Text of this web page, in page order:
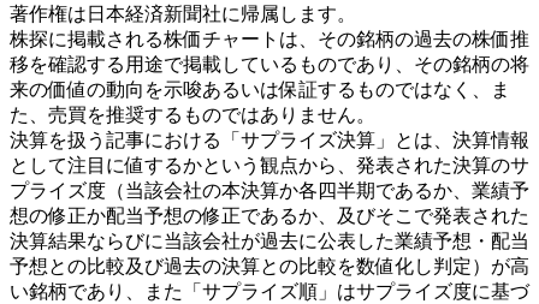
著作権は日本経済新聞社に帰属します。
株探に掲載される株価チャートは、その銘柄の過去の株価推
移を確認する用途で掲載しているものであり、その銘柄の将
来の価値の動向を示唆あるいは保証するものではなく、ま
た、売買を推奨するものではありません。
決算を扱う記事における「サプライズ決算」とは、決算情報
として注目に値するかという観点から、発表された決算のサ
プライズ度（当該会社の本決算か各四半期であるか、業績予
想の修正か配当予想の修正であるか、及びそこで発表された
決算結果ならびに当該会社が過去に公表した業績予想・配当
予想との比較及び過去の決算との比較を数値化し判定）が高
い銘柄であり、また「サプライズ順」はサプライズ度に基づ